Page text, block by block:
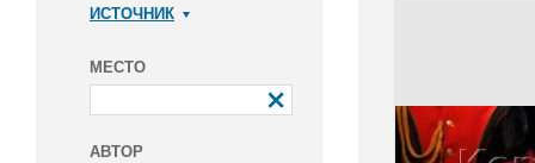
ИСТОЧНИК
МЕСТО
АВТОР